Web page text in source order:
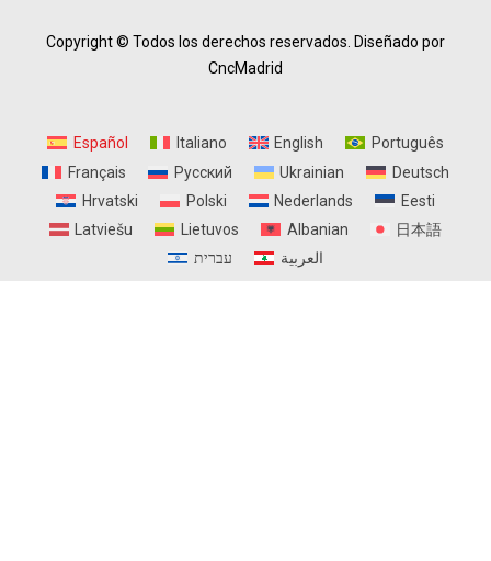
Copyright © Todos los derechos reservados. Diseñado por
CncMadrid
Español Italiano English
Português
Français
Русский Ukrainian
Deutsch
Hrvatski
Polski Nederlands
Eesti
Latviešu
Lietuvos Albanian
日本語
עברית
العربية